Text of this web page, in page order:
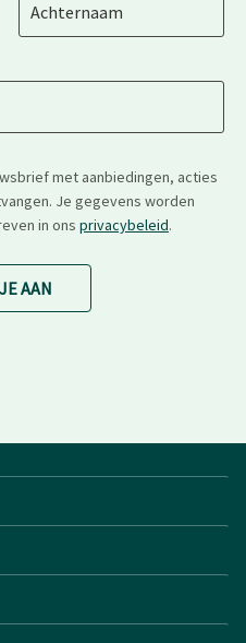
Achternaam
met aanbiedingen, acties
Je gegevens worden
in ons privacybeleid.
AAN